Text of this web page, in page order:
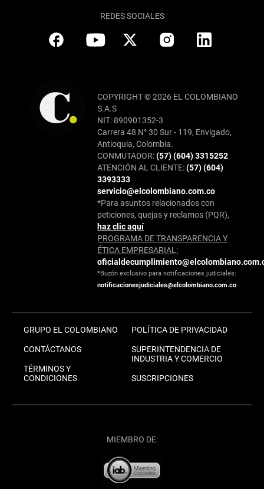
REDES SOCIALES
COPYRIGHT © 2026 EL COLOMBIANO
S.A.S
NIT: 890901352-3
Carrera 48 N° 30 Sur - 119, Envigado,
Antioquia, Colombia.
CONMUTADOR:(57) (604) 3315252
ATENCIÓN AL CLIENTE:(57) (604)
3393333
servicio@elcolombiano.com.co
*Para asuntos relacionados con
peticiones, quejas y reclamos (PQR),
haz clic aquí
PROGRAMA DE TRANSPARENCIA Y
ÉTICA EMPRESARIAL:
*Buzón exclusivo para notificaciones judiciales:
notificacionesjudiciales@elcolombiano.com.co
GRUPO EL COLOMBIANO
CONTÁCTANOS
TÉRMINOS Y
CONDICIONES
POLÍTICA DE PRIVACIDAD
SUPERINTENDENCIA DE
INDUSTRIA Y COMERCIO
SUSCRIPCIONES
MIEMBRO DE: